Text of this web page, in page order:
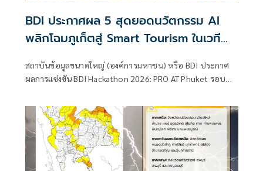
BDI ประกาศผล 5 สุดยอดนวัตกรรม AI
พลิกโฉมภูเก็ตสู่ Smart Tourism ในเวที
พร้อมต่อยอดสู่การใช้งานจริง
สถาบันข้อมูลขนาดใหญ่ (องค์การมหาชน) หรือ BDI ประกาศ
ผลการแข่งขัน BDI Hackathon 2026: PRO AT Phuket รอบ
ทาวน์ เฟ้นหา 5 สุดยอดนวัตกรรมด้าน Big Data และปัญญา
ประดิษฐ์ (AI) จากโจทย์ปัญหาจริงของจังหวัดภูเก็ต ที่มี
ศักยภาพในการต่อยอดสู่การใช้งานจริง